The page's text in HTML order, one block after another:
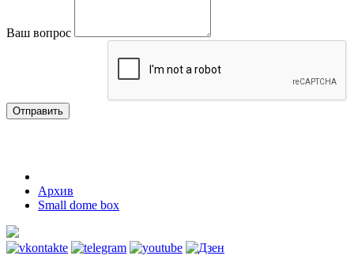
Ваш вопрос
Отправить
Архив
Small dome box